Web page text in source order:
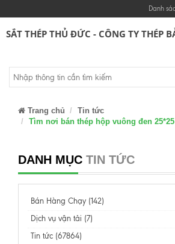
Danh
SẮT THÉP THỦ ĐỨC - CÔNG TY THÉP
Trang chủ
Tin tức
Tìm nơi bán thép hộp vuông đen
DANH MỤC TIN TỨC
Bán Hàng Chạy (142)
Dịch vụ vận tải (7)
Tin tức (67864)